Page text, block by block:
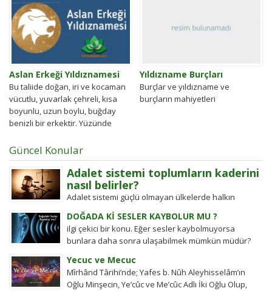
Aslan Erkeği Yıldıznamesi
Bu taliide doğan, iri ve kocaman
vücutlu, yuvarlak çehreli, kısa
boyunlu, uzun boylu, buğday
benizli bir erkektir. Yüzünde
Yıldızname Burçları
Burçlar ve yıldızname ve
burçların mahiyetleri
Güncel Konular
Adalet sistemi toplumların kaderini
nasıl belirler?
Adalet sistemi güçlü olmayan ülkelerde halkın
değişim gücü tarihten bugüne toplumsal hareketleri
şekillendirdi. Detayları keşfedin!
DOĞADA Kİ SESLER KAYBOLUR MU ?
ilgi çekici bir konu. Eğer sesler kaybolmuyorsa
bunlara daha sonra ulaşabilmek mümkün müdür?
Yecuc ve Mecuc
Mîrhând Târihi’nde; Yafes b. Nûh Aleyhisselâm’ın
Oğlu Minşecin, Ye’cûc ve Me’cûc Adlı İki Oğlu Olup,